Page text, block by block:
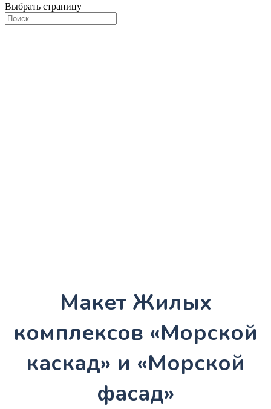
Выбрать страницу
Макет Жилых
комплексов «Морской
каскад» и «Морской
фасад»